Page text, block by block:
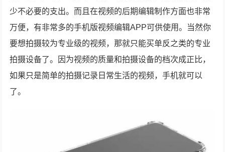
少不必要的支出。而且在视频的后期编辑制作方面也非常
万便，有非常多的手机版视频编辑APP可供使用。当然你
要想拍摄较为专业级的视频，那就只能买单反之类的专业
拍摄设备了。因为视频的质量和拍摄设备的档次成正比，
如果只是简单的拍摄记录日常生活的视频，手机就可以
了。